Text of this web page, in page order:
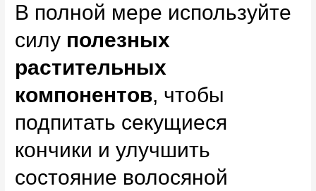
В полной мере используйте
силу полезных
растительных
компонентов, чтобы
подпитать секущиеся
кончики и улучшить
состояние волосяной